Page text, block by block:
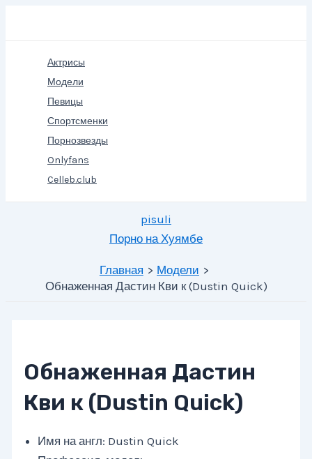
Актрисы
Модели
Певицы
Спортсменки
Порнозвезды
Onlyfans
Celleb.club
pisuli
Порно на Хуямбе
Главная
Модели
Обнаженная Дастин Кви к (Dustin Quick)
Обнаженная Дастин
Кви к (Dustin Quick)
Имя на англ: Dustin Quick